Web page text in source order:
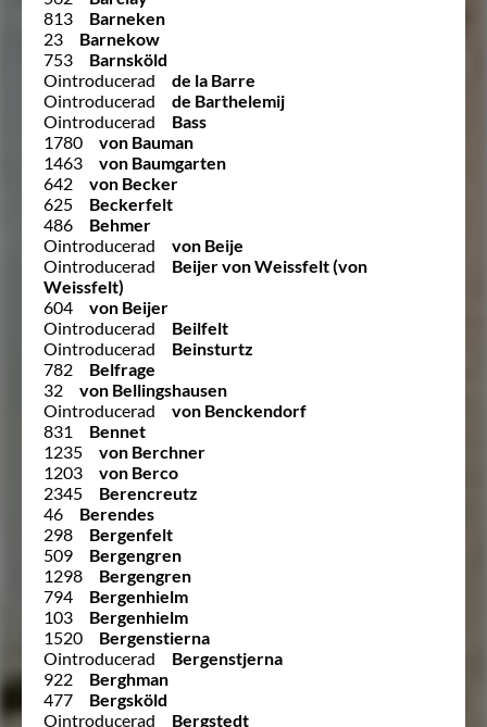
813
Barneken
23
Barnekow
753
Barnsköld
Ointroducerad
de la Barre
Ointroducerad
de Barthelemij
Ointroducerad
Bass
1780
von Bauman
1463
von Baumgarten
642
von Becker
625
Beckerfelt
486
Behmer
Ointroducerad
von Beije
Ointroducerad
Beijer von Weissfelt (von
Weissfelt)
604
von Beijer
Ointroducerad
Beilfelt
Ointroducerad
Beinsturtz
782
Belfrage
32
von Bellingshausen
Ointroducerad
von Benckendorf
831
Bennet
1235
von Berchner
1203
von Berco
2345
Berencreutz
46
Berendes
298
Bergenfelt
509
Bergengren
1298
Bergengren
794
Bergenhielm
103
Bergenhielm
1520
Bergenstierna
Ointroducerad
Bergenstjerna
922
Berghman
477
Bergsköld
Ointroducerad
Bergstedt